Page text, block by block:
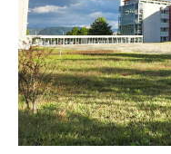
講師
医学部解答速報2026